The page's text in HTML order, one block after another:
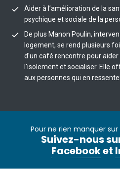
Aider à l’amélioration de la
psychique et sociale de la
De plus Manon Poulin,
logement, se rend plusieurs
d'un café rencontre pour
l'isolement et socialiser. Elle
aux personnes qui en
Pour ne rien manquer
Suivez-nous
Facebooket